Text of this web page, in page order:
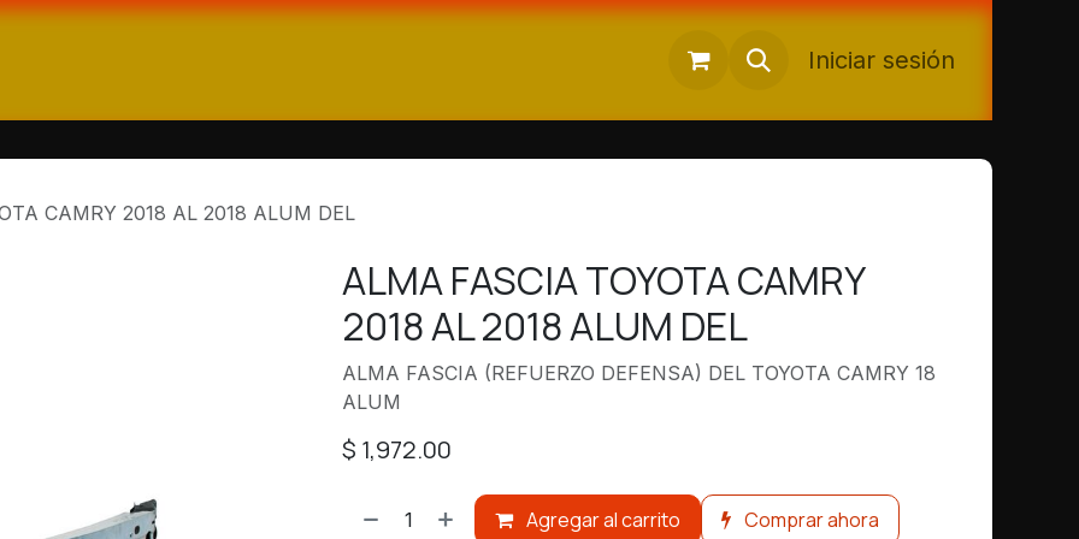
Iniciar sesión
CAMRY 2018 AL 2018 ALUM DEL
ALMA FASCIA TOYOTA CAMRY
2018 AL 2018 ALUM DEL
ALMA FASCIA (REFUERZO DEFENSA) DEL TOYOTA CAMRY 18
ALUM
$ 1,972.00
Agregar al carrito Comprar ahora